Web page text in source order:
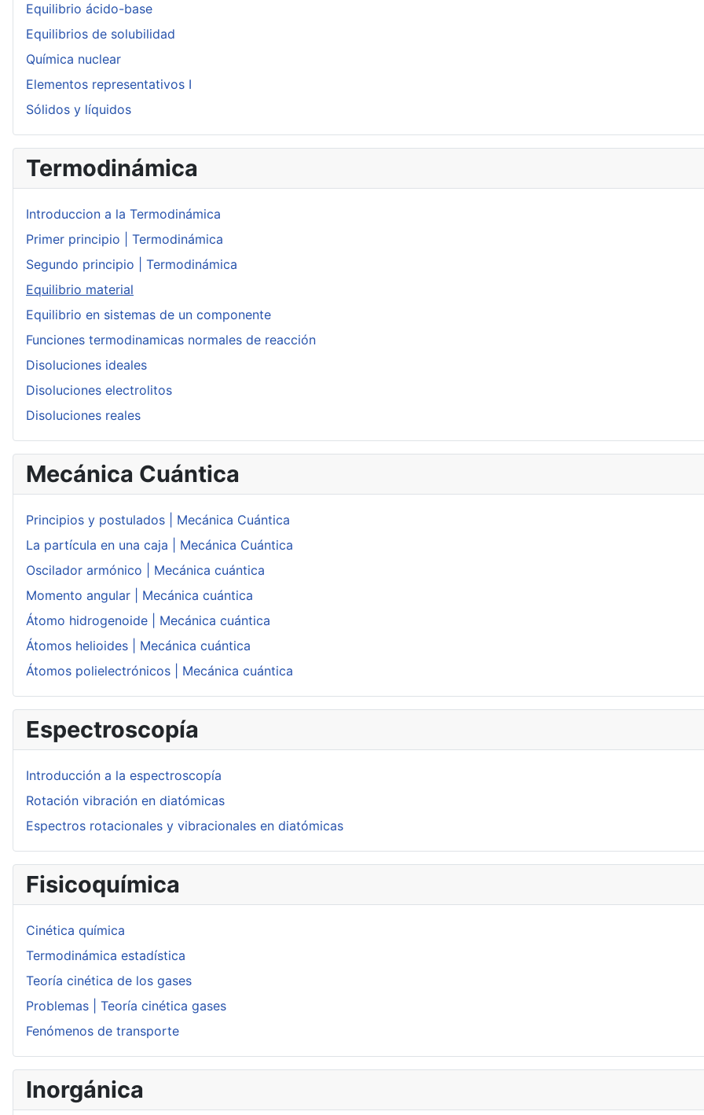
Equilibrio ácido-base
Equilibrios de solubilidad
Química nuclear
Elementos representativos I
Sólidos y líquidos
Termodinámica
Introduccion a la Termodinámica
Primer principio | Termodinámica
Segundo principio | Termodinámica
Equilibrio material
Equilibrio en sistemas de un componente
Funciones termodinamicas normales de reacción
Disoluciones ideales
Disoluciones electrolitos
Disoluciones reales
Mecánica Cuántica
Principios y postulados | Mecánica Cuántica
La partícula en una caja | Mecánica Cuántica
Oscilador armónico | Mecánica cuántica
Momento angular | Mecánica cuántica
Átomo hidrogenoide | Mecánica cuántica
Átomos helioides | Mecánica cuántica
Átomos polielectrónicos | Mecánica cuántica
Espectroscopía
Introducción a la espectroscopía
Rotación vibración en diatómicas
Espectros rotacionales y vibracionales en diatómicas
Fisicoquímica
Cinética química
Termodinámica estadística
Teoría cinética de los gases
Problemas | Teoría cinética gases
Fenómenos de transporte
Inorgánica